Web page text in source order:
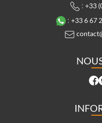
: +33
: +33 6 67